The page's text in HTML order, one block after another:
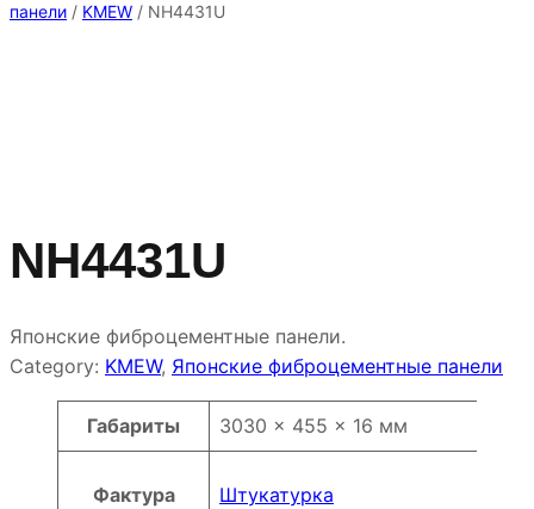
панели / KMEW / NH4431U
NH4431U
Японские фиброцементные панели.
Category: KMEW, Японские фиброцементные панели
Атрибуты Значение
Габариты 3030 × 455 × 16 мм
Фактура Штукатурка